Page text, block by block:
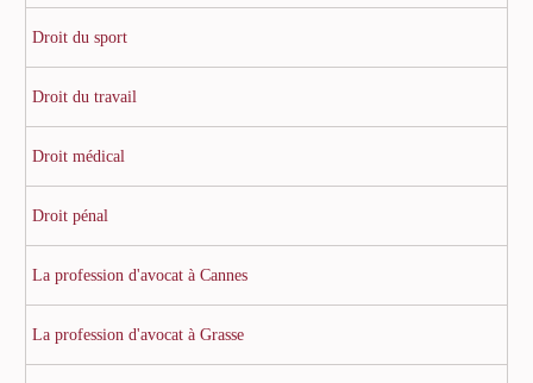
Droit du sport
Droit du travail
Droit médical
Droit pénal
La profession d'avocat à Cannes
La profession d'avocat à Grasse